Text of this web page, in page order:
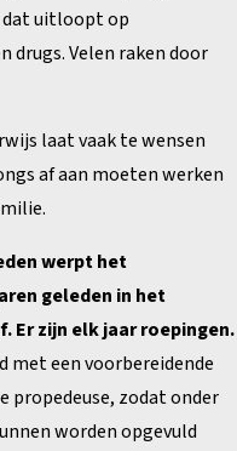
dat uitloopt op
Velen raken door
laat vaak te wensen
af aan moeten werken
werpt het
geleden in het
Er zijn elk jaar roepingen.
met een voorbereidende
propedeuse, zodat onder
worden opgevuld